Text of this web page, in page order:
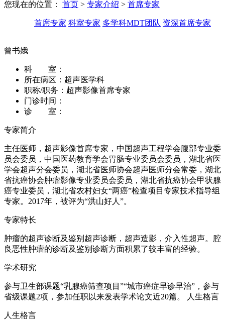
您现在的位置： 首页 > 专家介绍 > 首席专家
首席专家 科室专家 多学科MDT团队 资深首席专家
曾书娥
科 室：
所在病区： 超声医学科
职称/职务： 超声影像首席专家
门诊时间：
诊 室：
专家简介
主任医师，超声影像首席专家，中国超声工程学会腹部专业委
员会委员，中国医药教育学会胃肠专业委员会委员，湖北省医
学会超声分会委员，湖北省医师协会超声医师分会常委，湖北
省抗癌协会肿瘤影像专业委员会委员，湖北省抗癌协会甲状腺
癌专业委员，湖北省农村妇女“两癌”检查项目专家技术指导组
专家。2017年，被评为“洪山好人”。
专家特长
肿瘤的超声诊断及鉴别超声诊断，超声造影，介入性超声。腔
良恶性肿瘤的诊断及鉴别诊断方面积累了较丰富的经验。
学术研究
参与卫生部课题“乳腺癌筛查项目”“城市癌症早诊早治”，参与
省级课题2项，参加任职以来发表学术论文近20篇。 人生格言
人生格言